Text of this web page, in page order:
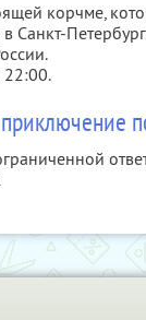
корчме,
Санкт-
22:00.